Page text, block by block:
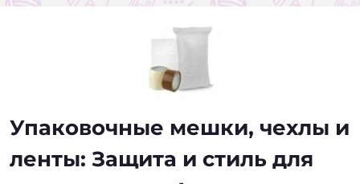
Упаковочные мешки, чехлы и
ленты: Защита и стиль для